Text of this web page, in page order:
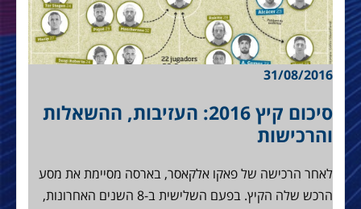
31/08/2016
סיכום קיץ 2016: העזיבות, ההשאלות
והרכישות
לאחר הרכישה של פאקו אלקאסר, בארסה מסיימת את מסע
הרכש שלה הקיץ. בפעם השלישית ב-8 השנים האחרונות,